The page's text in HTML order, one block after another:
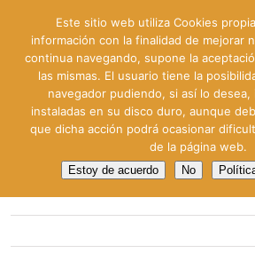
Este sitio web utiliza Cookies
información con la finalidad de mejorar
continua navegando, supone la
las mismas. El usuario tiene la
navegador pudiendo, si así lo desea,
instaladas en su disco duro, aunque
que dicha acción podrá ocasionar
de la página web.
Estoy de acuerdo No